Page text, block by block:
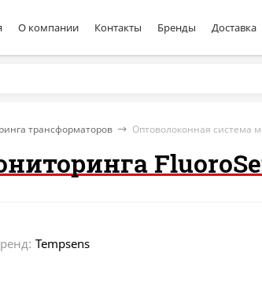
О компании Контакты Бренды Доставка
трансформаторов Оптоволоконная система
Tempsens